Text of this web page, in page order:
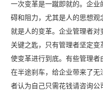
一次变革是一蹴即就的。企
碍和阻力，尤其是人的思想
就是人的变革。企业管理者
关键之匙，只有管理者坚定
使变革进行到底。有些管理
在半途刹车，给企业带来了
者认为自己只需花钱请咨询